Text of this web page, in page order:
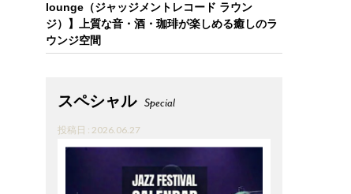
lounge（ジャッジメントレコード ラウン
ジ）】上質な音・酒・珈琲が楽しめる癒しのラ
ウンジ空間
スペシャル Special
投稿日 : 2026.06.27